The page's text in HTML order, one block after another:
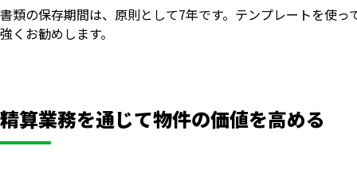
書類の保存期間は、原則として7年です。テンプレートを使
強くお勧めします。
精算業務を通じて物件の価値を高める